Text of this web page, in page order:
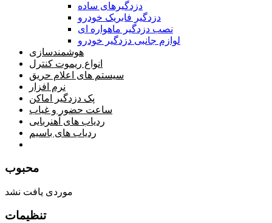
دزدگیرهای ساده
دزدگیر فابریک خودرو
نصب دزدگیر ماهواره ای
لوازم جانبی دزدگیر خودرو
هوشمندسازی
انواع ریموت کنترل
سیستم های اعلام حریق
نرم افزار
پک دزدگیر اماکن
ساعت حضور و غیاب
ردیاب های آهنربایی
ردیاب های باسیم
محبوب
موردی یافت نشد
تنظیمات